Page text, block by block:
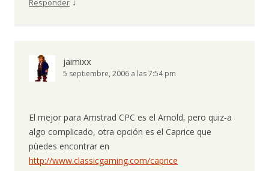
Responder ↓
jaimixx
5 septiembre, 2006 a las 7:54 pm
El mejor para Amstrad CPC es el Arnold, pero quiz-a
algo complicado, otra opción es el Caprice que
pùedes encontrar en
http://www.classicgaming.com/caprice